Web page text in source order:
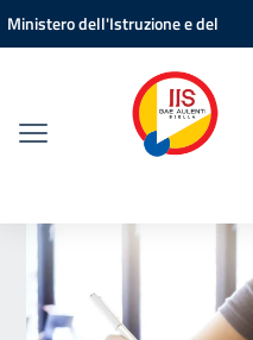
Vai ai contenuti
Vai al menu di navigazione
Vai al footer
Ministero dell'Istruzione e del